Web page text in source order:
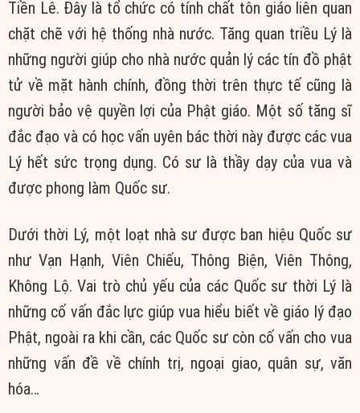
Tiền Lê. Đây là tổ chức có tính chất tôn giáo liên quan
chặt chẽ với hệ thống nhà nước. Tăng quan triều Lý là
những người giúp cho nhà nước quản lý các tín đồ phật
tử về mặt hành chính, đồng thời trên thực tế cũng là
người bảo vệ quyền lợi của Phật giáo. Một số tăng sĩ
đắc đạo và có học vấn uyên bác thời này được các vua
Lý hết sức trọng dụng. Có sư là thầy dạy của vua và
được phong làm Quốc sư.
Dưới thời Lý, một loạt nhà sư được ban hiệu Quốc sư
như Vạn Hạnh, Viên Chiếu, Thông Biện, Viên Thông,
Không Lộ. Vai trò chủ yếu của các Quốc sư thời Lý là
những cố vấn đắc lực giúp vua hiểu biết về giáo lý đạo
Phật, ngoài ra khi cần, các Quốc sư còn cố vấn cho vua
những vấn đề về chính trị, ngoại giao, quân sự, văn
hóa…